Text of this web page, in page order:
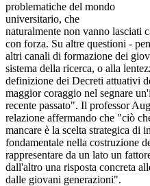
problematiche del mondo
universitario, che
naturalmente non vanno lasciati
con forza. Su altre questioni -
altri canali di formazione dei
sistema della ricerca, o alla
definizione dei Decreti attuativi
maggior coraggio nel segnare
recente passato". Il professor
relazione affermando che "ciò
mancare è la scelta strategica di
fondamentale nella costruzione
rappresentare da un lato un
dall'altro una risposta concreta
dalle giovani generazioni".